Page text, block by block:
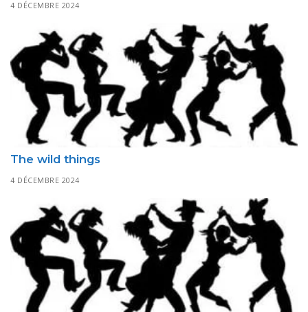
4 DÉCEMBRE 2024
The wild things
4 DÉCEMBRE 2024